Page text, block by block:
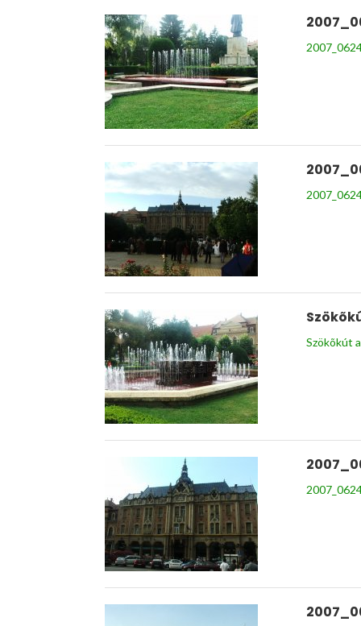
Szökõkút